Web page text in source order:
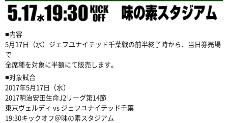
■内容
5月17日（水）ジェフユナイテッド千葉戦の前半終了時から、当日券売場
で
全席種を対象に半額にて販売します。
■対象試合
2017年5月17日（水）
2017明治安田生命J2リーグ第14節
東京ヴェルディ vs ジェフユナイテッド千葉
19:30キックオフ＠味の素スタジアム